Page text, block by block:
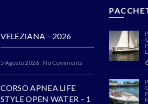
VELEZIANA – 2026
5 Agosto 2026 No Comments
CORSO APNEA LIFE
STYLE OPEN WATER – 1